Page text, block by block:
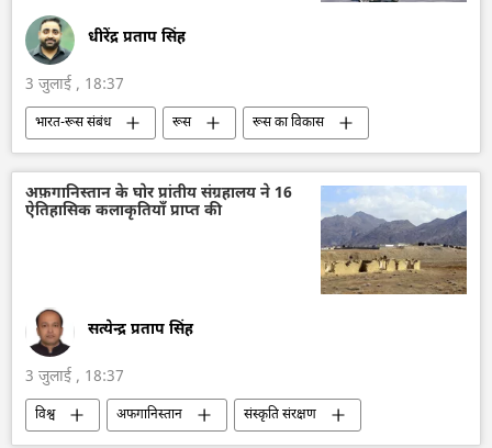
धीरेंद्र प्रताप सिंह
3 जुलाई , 18:37
भारत-रूस संबंध रूस
रूस का विकास
मास्को
भारत
आत्मनिर्भर भारत
भारत का विकास
भारत सरकार
दिल्ली
संस्कृति संरक्षण
रूसी संस्कृति
अफ़गानिस्तान के घोर प्रांतीय संग्रहालय ने 16
ऐतिहासिक कलाकृतियाँ प्राप्त की
सत्येन्द्र प्रताप सिंह
3 जुलाई , 18:37
विश्व अफगानिस्तान
संस्कृति संरक्षण